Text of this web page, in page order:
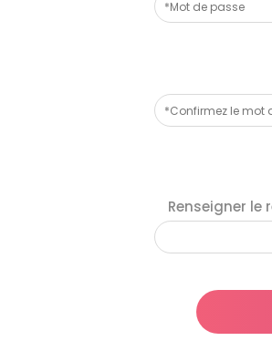
Renseigner